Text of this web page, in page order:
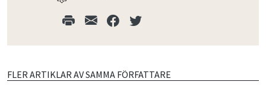
FLER ARTIKLAR AV SAMMA FÖRFATTARE